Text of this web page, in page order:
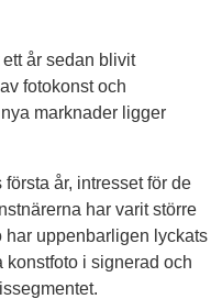
år sedan blivit
fotokonst och
marknader ligger
år, intresset för de
har varit större
har uppenbarligen lyckats
konstfoto i signerad och